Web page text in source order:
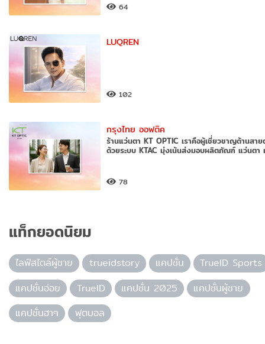
64
LUQREN
102
กรุงไทย ออฟติค
ร้านแว่นตา KT OPTIC เราคือผู้เชี่ยวชาญด้านสาย
ด้วยระบบ KTAC มุ่งเน้นส่งมอบผลิตภัณฑ์ แว่นตา
78
แท็กยอดนิยม
ไลฟ์สไตล์ผู้ชาย trueidstory แคปชั่น
TrueID Sports
แคปชั่นอ่อย
TrueID แคปชั่น 2025
แคปชั่นผู้ชาย
แคปชั่นฮาๆ
ฟุตบอล